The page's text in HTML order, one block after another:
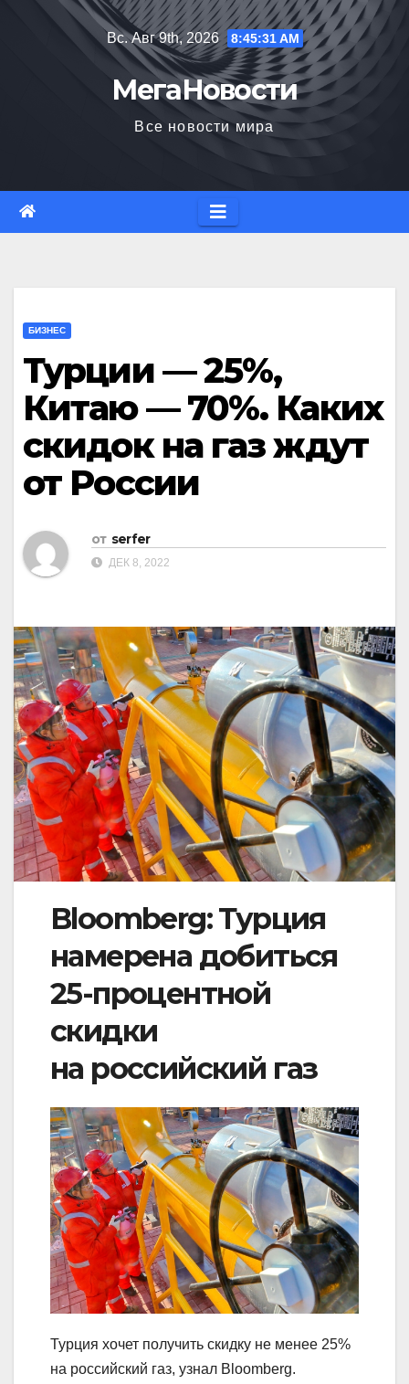
Вс. Авг 9th, 2026 8:45:32 AM
МегаНовости
Все новости мира
БИЗНЕС
Турции — 25%,
Китаю — 70%. Каких
скидок на газ ждут
от России
от serfer
ДЕК 8, 2022
Bloomberg: Турция
намерена добиться
25-процентной
скидки
на российский газ
Турция хочет получить скидку не менее 25%
на российский газ, узнал Bloomberg.